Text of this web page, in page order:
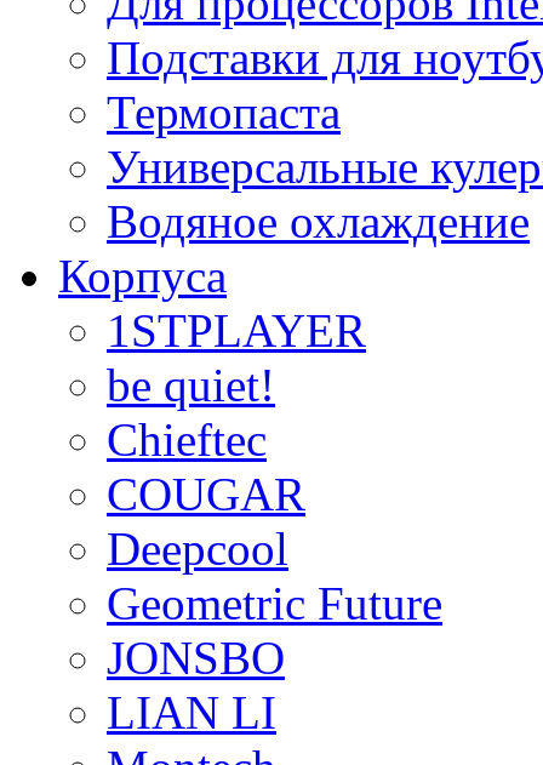
Подставки для
Термопаста
Универсальные
Водяное охлаждение
Корпуса
1STPLAYER
be quiet!
Chieftec
COUGAR
Deepcool
Geometric Future
JONSBO
LIAN LI